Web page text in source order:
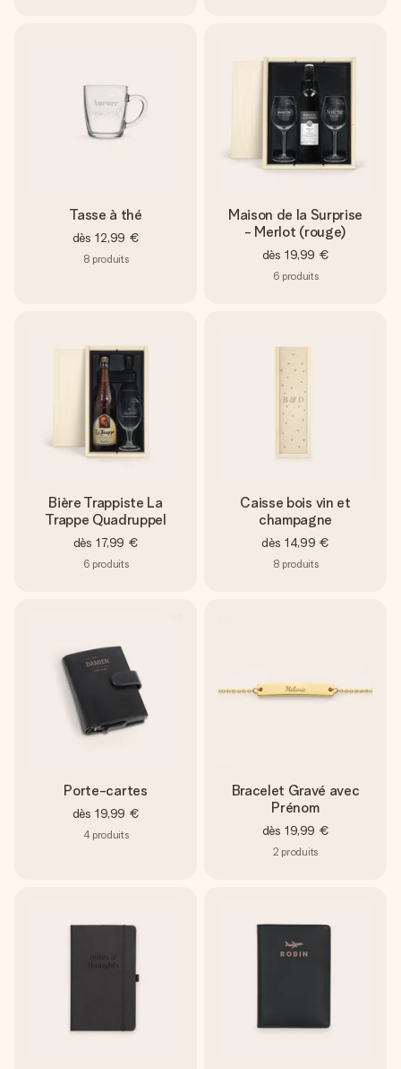
Tasse à thé
dès 12,99 €
8 produits
Maison de la Surprise
- Merlot (rouge)
dès 19,99 €
6 produits
Bière Trappiste La
Trappe Quadruppel
dès 17,99 €
6 produits
Caisse bois vin et
champagne
dès 14,99 €
8 produits
Porte-cartes
dès 19,99 €
4 produits
Bracelet Gravé avec
Prénom
dès 19,99 €
2 produits